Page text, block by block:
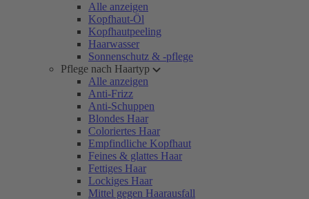
Alle anzeigen
Kopfhaut-Öl
Kopfhautpeeling
Haarwasser
Sonnenschutz & -pflege
Pflege nach Haartyp
Alle anzeigen
Anti-Frizz
Anti-Schuppen
Blondes Haar
Coloriertes Haar
Empfindliche Kopfhaut
Feines & glattes Haar
Fettiges Haar
Lockiges Haar
Mittel gegen Haarausfall